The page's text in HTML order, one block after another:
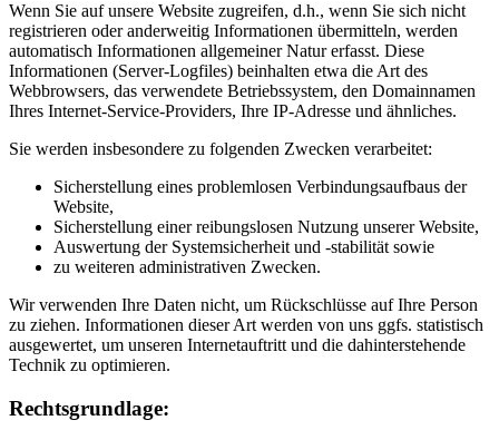
Wenn Sie auf unsere Website zugreifen, d.h., wenn Sie sich nicht
registrieren oder anderweitig Informationen übermitteln, werden
automatisch Informationen allgemeiner Natur erfasst. Diese
Informationen (Server-Logfiles) beinhalten etwa die Art des
Webbrowsers, das verwendete Betriebssystem, den Domainnamen
Ihres Internet-Service-Providers, Ihre IP-Adresse und ähnliches.
Sie werden insbesondere zu folgenden Zwecken verarbeitet:
Sicherstellung eines problemlosen Verbindungsaufbaus der
Website,
Sicherstellung einer reibungslosen Nutzung unserer Website,
Auswertung der Systemsicherheit und -stabilität sowie
zu weiteren administrativen Zwecken.
Wir verwenden Ihre Daten nicht, um Rückschlüsse auf Ihre Person
zu ziehen. Informationen dieser Art werden von uns ggfs. statistisch
ausgewertet, um unseren Internetauftritt und die dahinterstehende
Technik zu optimieren.
Rechtsgrundlage: